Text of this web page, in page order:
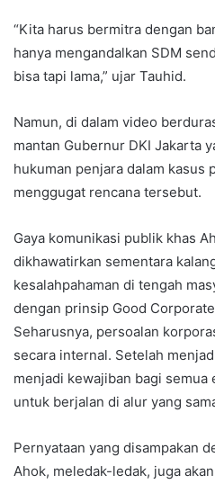
“Kita harus bermitra dengan
hanya mengandalkan SDM
bisa tapi lama,” ujar Tauhid.
Namun, di dalam video
mantan Gubernur DKI Jakarta
hukuman penjara dalam kasus
menggugat rencana tersebut.
Gaya komunikasi publik khas
dikhawatirkan sementara
kesalahpahaman di tengah
dengan prinsip Good
Seharusnya, persoalan
secara internal. Setelah
menjadi kewajiban bagi
untuk berjalan di alur yang
Pernyataan yang disampakan
Ahok, meledak-ledak, juga